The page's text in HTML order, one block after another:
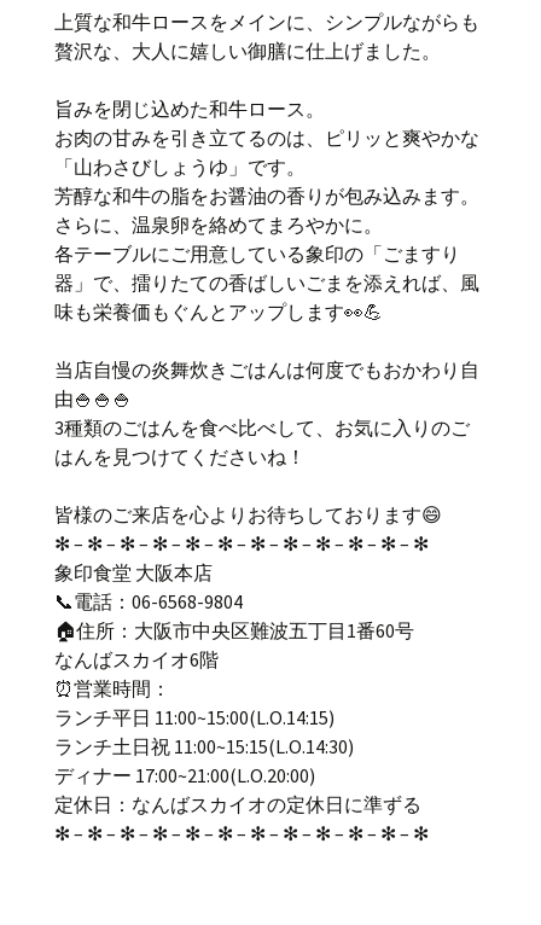
上質な和牛ロースをメインに、シンプルながらも
贅沢な、大人に嬉しい御膳に仕上げました。
旨みを閉じ込めた和牛ロース。
お肉の甘みを引き立てるのは、ピリッと爽やかな
「山わさびしょうゆ」です。
芳醇な和牛の脂をお醤油の香りが包み込みます。
さらに、温泉卵を絡めてまろやかに。
各テーブルにご用意している象印の「ごますり
器」で、擂りたての香ばしいごまを添えれば、風
味も栄養価もぐんとアップします👀💪
当店自慢の炎舞炊きごはんは何度でもおかわり自
由🍚🍚🍚
3種類のごはんを食べ比べして、お気に入りのご
はんを見つけてくださいね！
皆様のご来店を心よりお待ちしております😄
✻ – ✻ – ✻ – ✻ – ✻ – ✻ – ✻ – ✻ – ✻ – ✻ – ✻ – ✻
象印食堂 大阪本店
📞電話：06-6568-9804
🏠住所：大阪市中央区難波五丁目1番60号
なんばスカイオ6階
⏰営業時間：
ランチ平日 11:00~15:00(L.O.14:15)
ランチ土日祝 11:00~15:15(L.O.14:30)
ディナー 17:00~21:00(L.O.20:00)
定休日：なんばスカイオの定休日に準ずる
✻ – ✻ – ✻ – ✻ – ✻ – ✻ – ✻ – ✻ – ✻ – ✻ – ✻ – ✻